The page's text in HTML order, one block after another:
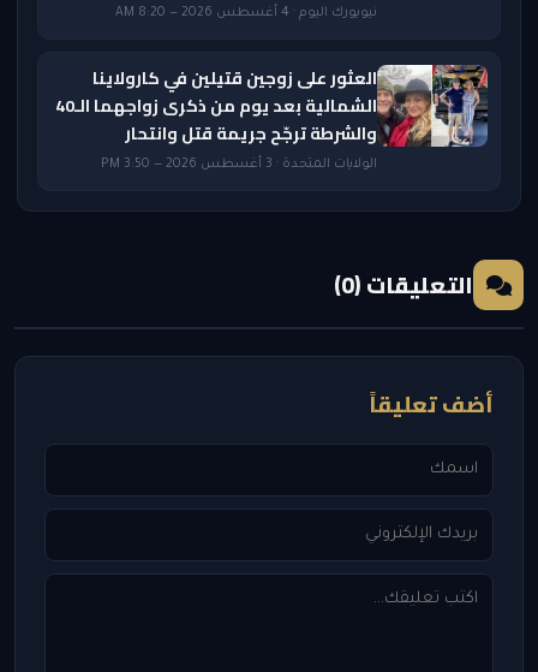
نيويورك اليوم · 4 أغسطس 2026 — 8:20 AM
العثور على زوجين قتيلين في كارولاينا
الشمالية بعد يوم من ذكرى زواجهما الـ40
والشرطة ترجّح جريمة قتل وانتحار
الولايات المتحدة · 3 أغسطس 2026 — 3:50 PM
التعليقات (0)
أضف تعليقاً